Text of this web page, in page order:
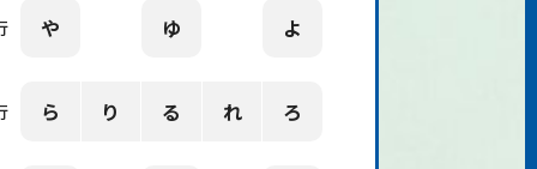
や ゆ よ
ら り る れ ろ